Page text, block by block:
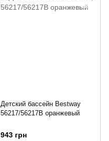
Детский бассейн Bestway
56217/56217B оранжевый
943 грн